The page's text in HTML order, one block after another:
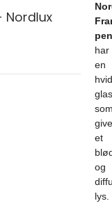
Nordlux
har
en
hvid
et
og
lys.